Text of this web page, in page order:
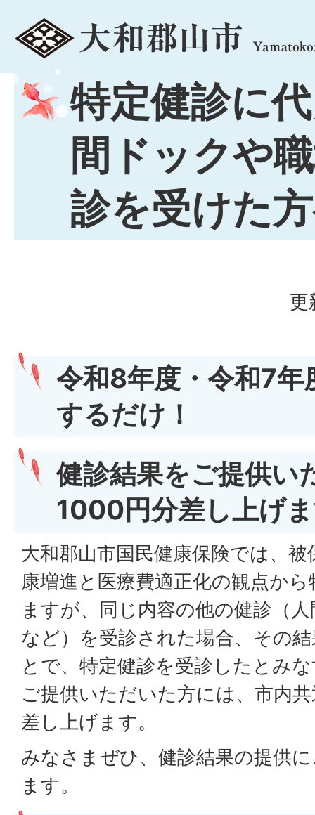
menu
特定健診に
間ドックや
診を受けた
更
令和8年度・令和7年
するだけ！
健診結果をご提供い
1000円分差し上げ
大和郡山市国民健康保険では、
康増進と医療費適正化の観点か
ますが、同じ内容の他の健診（
など）を受診された場合、その
とで、特定健診を受診したとみ
ご提供いただいた方には、市内
差し上げます。
みなさまぜひ、健診結果の提供
ます。